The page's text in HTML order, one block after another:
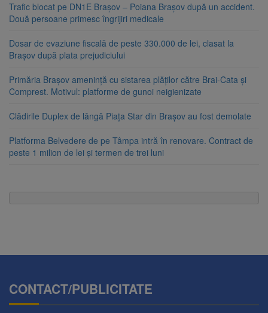
Trafic blocat pe DN1E Brașov – Poiana Brașov după un accident.
Două persoane primesc îngrijiri medicale
Dosar de evaziune fiscală de peste 330.000 de lei, clasat la
Brașov după plata prejudiciului
Primăria Brașov amenință cu sistarea plăților către Brai-Cata și
Comprest. Motivul: platforme de gunoi neigienizate
Clădirile Duplex de lângă Piața Star din Brașov au fost demolate
Platforma Belvedere de pe Tâmpa intră în renovare. Contract de
peste 1 milion de lei și termen de trei luni
CONTACT/PUBLICITATE